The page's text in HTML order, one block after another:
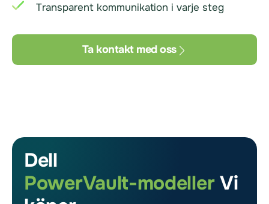
Transparent kommunikation i varje steg
Ta kontakt med oss
Dell
PowerVault-modeller Vi